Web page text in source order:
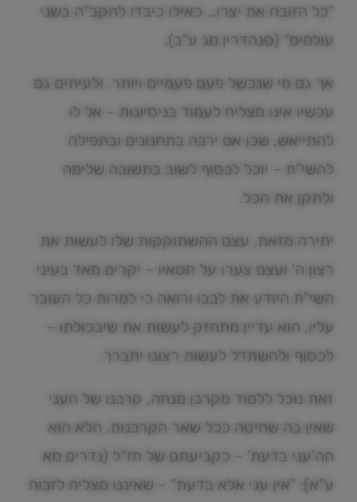
"כל הזובח את יצרו… כאילו כיבדו להקב"ה בשני
עולמים" (סנהדרין מג ע"ב).
אך גם מי שנכשל פעם פעמיים ויותר, ולעיתים גם
עכשיו אינו מצליח לעמוד בניסיונות – אל לו
להתייאש, שכן אם ירבה בתחנונים ובתפילה
להשי"ת – יוכל לבסוף לשוב בתשובה שלימה
ולתקן את הכל.
יתירה מזאת, עצם ההשתוקקות שלו לעשות את
רצון ה' ועצם צערו על חטאיו – יקרים מאד בעיני
השי"ת היודע את לבבו ורואה כי למרות כל העובר
עליו, הוא עדיין מתחזק לעשות את שיבכולתו –
לכסוף ולהשתדל לעשות רצונו יתברך.
זאת נוכל ללמוד מקרבן מנחה, קרבנו של העני
שאין בה שחיטה ככל שאר הקרבנות, הלא הוא
הה'עני בדעת' – כקביעתם של חז"ל (נדרים מא
ע"א): "אין עני אלא בדעת" – שאיננו מצליח לזבוח